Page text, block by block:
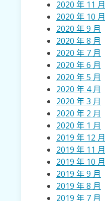
2020 年 11 月
2020 年 10 月
2020 年 9 月
2020 年 8 月
2020 年 7 月
2020 年 6 月
2020 年 5 月
2020 年 4 月
2020 年 3 月
2020 年 2 月
2020 年 1 月
2019 年 12 月
2019 年 11 月
2019 年 10 月
2019 年 9 月
2019 年 8 月
2019 年 7 月